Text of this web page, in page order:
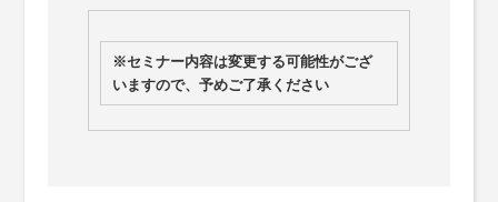
※セミナー内容は変更する可能性がござ
いますので、予めご了承ください